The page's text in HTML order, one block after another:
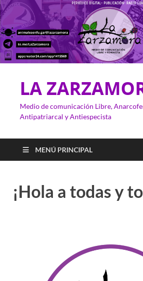
LA
Medio de comunicación Libre,
Antipatriarcal y Antiespecista
MENÚ PRINCIPAL
¡Hola a todas y